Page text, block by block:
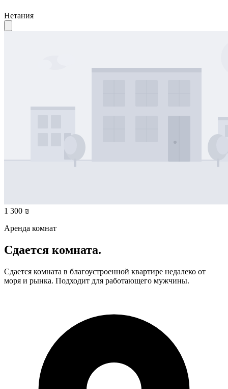
Нетания
1 300 ₪
Аренда комнат
Сдается комната.
Сдается комната в благоустроенной квартире недалеко от
моря и рынка. Подходит для работающего мужчины.